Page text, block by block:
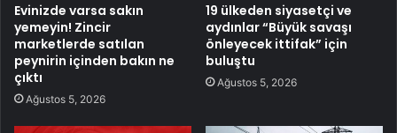
Evinizde varsa sakın
yemeyin! Zincir
marketlerde satılan
peynirin içinden bakın ne
çıktı
Ağustos 5, 2026
19 ülkeden siyasetçi ve
aydınlar “Büyük savaşı
önleyecek ittifak” için
buluştu
Ağustos 5, 2026